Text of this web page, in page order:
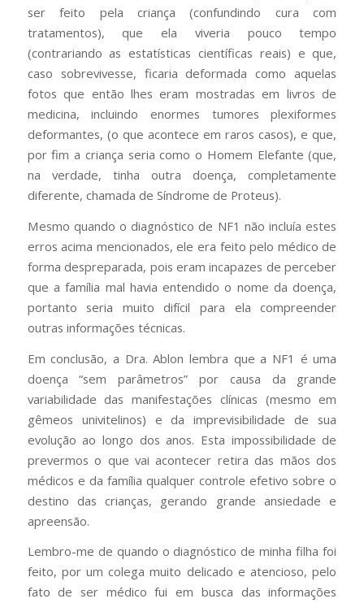
ser feito pela criança (confundindo cura com
tratamentos), que ela viveria pouco tempo
(contrariando as estatísticas científicas reais) e que,
caso sobrevivesse, ficaria deformada como aquelas
fotos que então lhes eram mostradas em livros de
medicina, incluindo enormes tumores plexiformes
deformantes, (o que acontece em raros casos), e que,
por fim a criança seria como o Homem Elefante (que,
na verdade, tinha outra doença, completamente
diferente, chamada de Síndrome de Proteus).
Mesmo quando o diagnóstico de NF1 não incluía estes
erros acima mencionados, ele era feito pelo médico de
forma despreparada, pois eram incapazes de perceber
que a família mal havia entendido o nome da doença,
portanto seria muito difícil para ela compreender
outras informações técnicas.
Em conclusão, a Dra. Ablon lembra que a NF1 é uma
doença “sem parâmetros” por causa da grande
variabilidade das manifestações clínicas (mesmo em
gêmeos univitelinos) e da imprevisibilidade de sua
evolução ao longo dos anos. Esta impossibilidade de
prevermos o que vai acontecer retira das mãos dos
médicos e da família qualquer controle efetivo sobre o
destino das crianças, gerando grande ansiedade e
apreensão.
Lembro-me de quando o diagnóstico de minha filha foi
feito, por um colega muito delicado e atencioso, pelo
fato de ser médico fui em busca das informações